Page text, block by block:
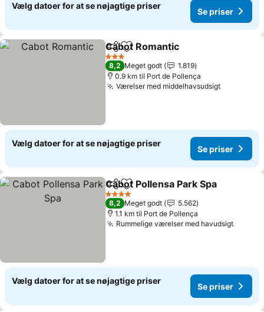
Vælg datoer for at se nøjagtige priser
Se priser
Del Føj til favoritter
Cabot Romantic
3 Stjerner
8,2 Meget godt
1.819
0.9 km til Port de Pollença
Værelser med middelhavsudsigtSe priser
Vælg datoer for at se nøjagtige priser
Se priser
Del Føj til favoritter
Cabot Pollensa Park Spa
4 Stjerner
8,2 Meget godt
5.562
1.1 km til Port de Pollença
Rummelige værelser med havudsigtSe
Vælg datoer for at se nøjagtige priser
Se priser